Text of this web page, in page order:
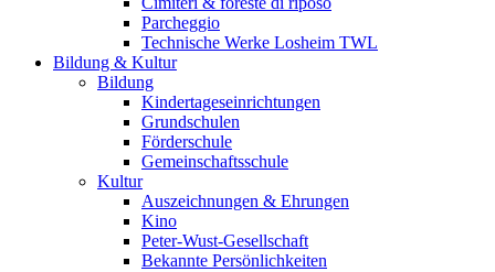
Parcheggio
Technische Werke Losheim TWL
Bildung & Kultur
Bildung
Kindertageseinrichtungen
Grundschulen
Förderschule
Gemeinschaftsschule
Kultur
Auszeichnungen & Ehrungen
Kino
Peter-Wust-Gesellschaft
Bekannte Persönlichkeiten